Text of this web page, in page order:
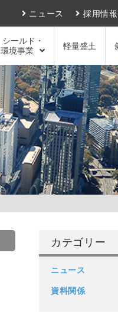
ニュース 採用情報
シールド・
環境事業
軽量盛土
カテゴリー
ニュース
資料関係